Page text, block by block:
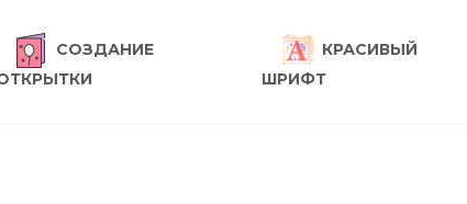
СОЗДАНИЕ
КРАСИВЫЙ
ШРИФТ